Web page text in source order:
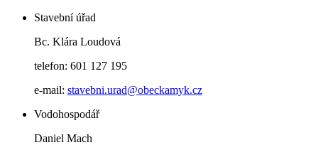
Stavební úřad
Bc. Klára Loudová
telefon: 601 127 195
e-mail: stavebni.urad@obeckamyk.cz
Vodohospodář
Daniel Mach